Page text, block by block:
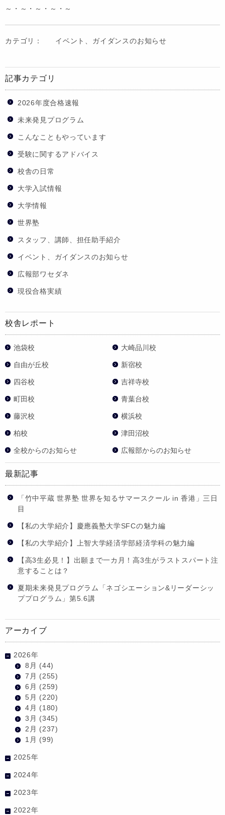
～・～・～・～・～
カテゴリ： イベント、ガイダンスのお知らせ
記事カテゴリ
2026年度合格速報
未来発見プログラム
こんなこともやっています
受験に関するアドバイス
校舎の日常
大学入試情報
大学情報
世界塾
スタッフ、講師、担任助手紹介
イベント、ガイダンスのお知らせ
広報部ワセダネ
現役合格実績
校舎レポート
池袋校 大崎品川校
自由が丘校 新宿校
四谷校 吉祥寺校
町田校 青葉台校
藤沢校 横浜校
柏校 津田沼校
全校からのお知らせ 広報部からのお知らせ
最新記事
「竹中平蔵 世界塾 世界を知るサマースクール in 香港」三日
目
【私の大学紹介】慶應義塾大学SFCの魅力編
【私の大学紹介】上智大学経済学部経済学科の魅力編
【高3生必見！】出願まで一カ月！高3生がラストスパート注
意することは？
夏期未来発見プログラム「ネゴシエーション&リーダーシッ
ププログラム」第5.6講
アーカイブ
2026年
8月 (44)
7月 (255)
6月 (259)
5月 (220)
4月 (180)
3月 (345)
2月 (237)
1月 (99)
2025年
2024年
2023年
2022年